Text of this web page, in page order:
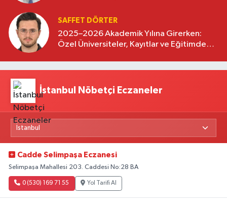
SAFFET DÖRTER
2025–2026 Akademik Yılına Girerken:
Özel Üniversiteler, Kayıtlar ve Eğitimde
İstanbul Nöbetçi Eczaneler
Cadde Selimpaşa Eczanesi
Selimpaşa Mahallesi 203. Caddesi No:28 BA
0 (530) 169 71 55 Yol Tarifi Al